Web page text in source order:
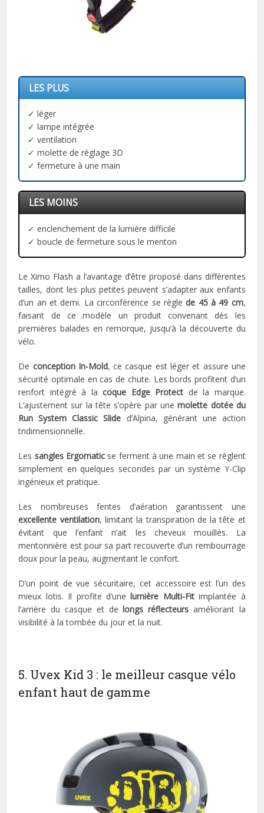
LES PLUS
✓ léger
✓ lampe intégrée
✓ ventilation
✓ molette de réglage 3D
✓ fermeture à une main
LES MOINS
✓ enclenchement de la lumière difficile
✓ boucle de fermeture sous le menton
Le Ximo Flash a l’avantage d’être proposé dans différentes
tailles, dont les plus petites peuvent s’adapter aux enfants
d’un an et demi. La circonférence se règlede 45 à 49 cm,
faisant de ce modèle un produit convenant dès les
premières balades en remorque, jusqu’à la découverte du
vélo.
De conception In-Mold, ce casque est léger et assure une
sécurité optimale en cas de chute. Les bords profitent d’un
renfort intégré à lacoque Edge Protect de la marque.
L’ajustement sur la tête s’opère par unemolette dotée du
Run System Classic Slide d’Alpina, générant une action
tridimensionnelle.
Les sangles Ergomaticse ferment à une main et se règlent
simplement en quelques secondes par un système Y-Clip
ingénieux et pratique.
Les nombreuses fentes d’aération garantissent une
excellente ventilation, limitant la transpiration de la tête et
évitant que l’enfant n’ait les cheveux mouillés. La
mentonnière est pour sa part recouverte d’un rembourrage
doux pour la peau, augmentant le confort.
D’un point de vue sécuritaire, cet accessoire est l’un des
mieux lotis. Il profite d’unelumière Multi-Fitimplantée à
l’arrière du casque et delongs réflecteurs améliorant la
visibilité à la tombée du jour et la nuit.
5. Uvex Kid 3 : le meilleur casque vélo
enfant haut de gamme